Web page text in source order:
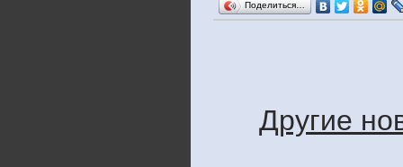
Поделиться…
Другие